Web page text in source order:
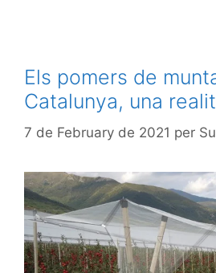
Els pomers de
Catalunya, una
7 de February de 2021 per